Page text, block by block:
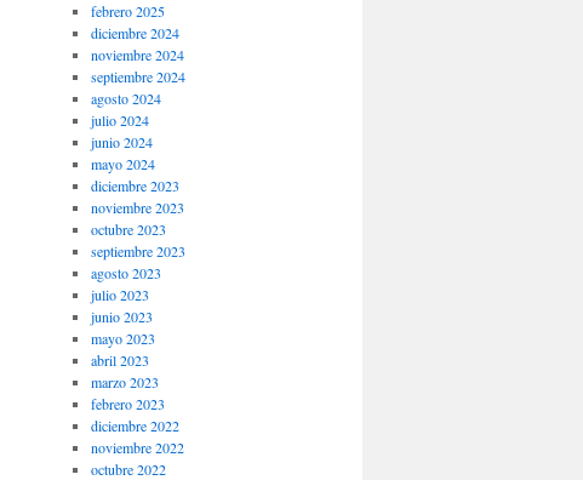
febrero 2025
diciembre 2024
noviembre 2024
septiembre 2024
agosto 2024
julio 2024
junio 2024
mayo 2024
diciembre 2023
noviembre 2023
octubre 2023
septiembre 2023
agosto 2023
julio 2023
junio 2023
mayo 2023
abril 2023
marzo 2023
febrero 2023
diciembre 2022
noviembre 2022
octubre 2022